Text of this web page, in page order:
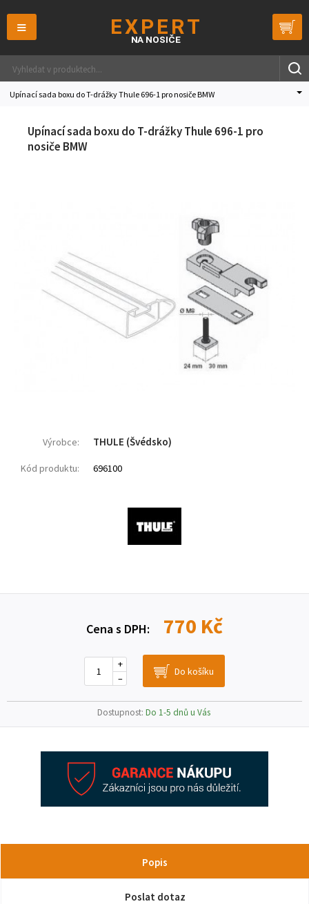
≡
Upínací sada boxu do T-drážky Thule 696-1 pro nosiče BMW
Upínací sada boxu do T-drážky Thule 696-1 pro
nosiče BMW
Výrobce: THULE (Švédsko)
Kód produktu: 696100
Cena s DPH: 770 Kč
–
+
Dostupnost: Do 1-5 dnů u Vás
Popis
Poslat dotaz